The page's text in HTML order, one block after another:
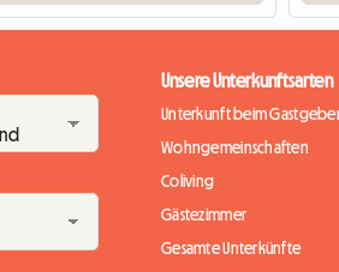
Unsere Unterkunftsarten
Unterkunft beim
Wohngemeinschaften
Coliving
Gästezimmer
Gesamte Unterkünfte